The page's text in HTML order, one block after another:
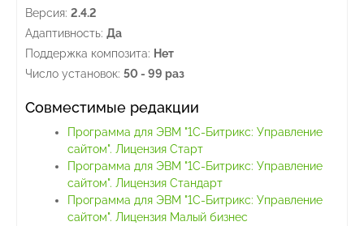
Версия: 2.4.2
Адаптивность: Да
Поддержка композита: Нет
Число установок: 50 - 99 раз
Совместимые редакции
Программа для ЭВМ "1С-Битрикс: Управление
сайтом". Лицензия Старт
Программа для ЭВМ "1С-Битрикс: Управление
сайтом". Лицензия Стандарт
Программа для ЭВМ "1С-Битрикс: Управление
сайтом". Лицензия Малый бизнес